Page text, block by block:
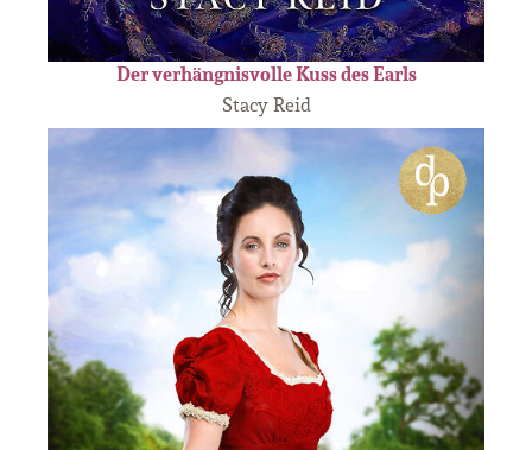
Der verhängnisvolle Kuss des Earls
Stacy Reid